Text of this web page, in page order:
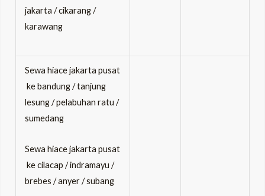
jakarta / cikarang /
karawang
Sewa hiace jakarta pusat
ke bandung / tanjung
lesung / pelabuhan ratu /
sumedang
Sewa hiace jakarta pusat
ke cilacap / indramayu /
brebes / anyer / subang